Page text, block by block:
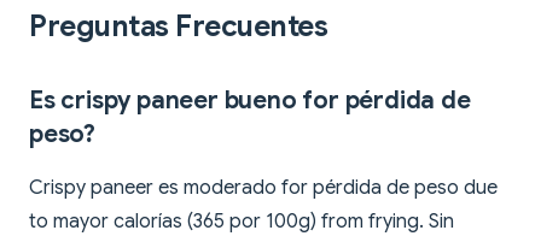
Preguntas Frecuentes
Es crispy paneer bueno for pérdida de
peso?
Crispy paneer es moderado for pérdida de peso due
to mayor calorías (365 por 100g) from frying. Sin